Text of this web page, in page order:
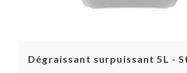
Dégraissant surpuissant 5L -